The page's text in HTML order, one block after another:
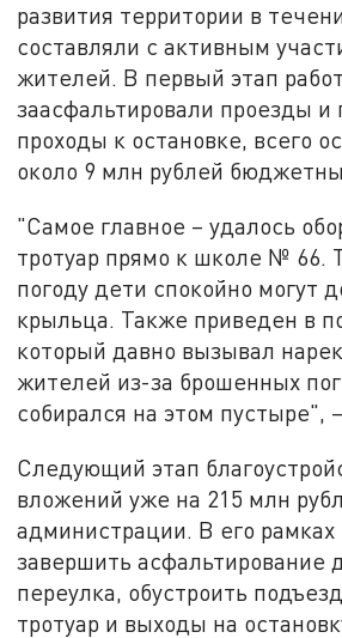
развития территории в
составляли с активным
жителей. В первый этап
заасфальтировали проезды
проходы к остановке, всего
около 9 млн рублей
"Самое главное – удалось
тротуар прямо к школе № 66.
погоду дети спокойно могут
крыльца. Также приведен в
который давно вызывал
жителей из-за брошенных
собирался на этом пустыре",
Следующий этап
вложений уже на 215 млн
администрации. В его рамках
завершить асфальтирование
переулка, обустроить
тротуар и выходы на